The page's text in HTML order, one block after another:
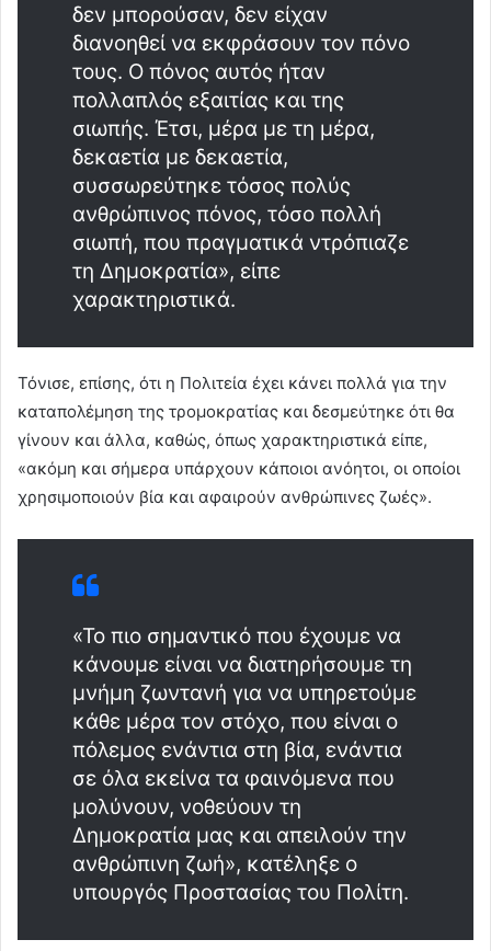
δεν μπορούσαν, δεν είχαν
διανοηθεί να εκφράσουν τον πόνο
τους. Ο πόνος αυτός ήταν
πολλαπλός εξαιτίας και της
σιωπής. Έτσι, μέρα με τη μέρα,
δεκαετία με δεκαετία,
συσσωρεύτηκε τόσος πολύς
ανθρώπινος πόνος, τόσο πολλή
σιωπή, που πραγματικά ντρόπιαζε
τη Δημοκρατία», είπε
χαρακτηριστικά.
Τόνισε, επίσης, ότι η Πολιτεία έχει κάνει πολλά για την
καταπολέμηση της τρομοκρατίας και δεσμεύτηκε ότι θα
γίνουν και άλλα, καθώς, όπως χαρακτηριστικά είπε,
«ακόμη και σήμερα υπάρχουν κάποιοι ανόητοι, οι οποίοι
χρησιμοποιούν βία και αφαιρούν ανθρώπινες ζωές».
«Το πιο σημαντικό που έχουμε να
κάνουμε είναι να διατηρήσουμε τη
μνήμη ζωντανή για να υπηρετούμε
κάθε μέρα τον στόχο, που είναι ο
πόλεμος ενάντια στη βία, ενάντια
σε όλα εκείνα τα φαινόμενα που
μολύνουν, νοθεύουν τη
Δημοκρατία μας και απειλούν την
ανθρώπινη ζωή», κατέληξε ο
υπουργός Προστασίας του Πολίτη.